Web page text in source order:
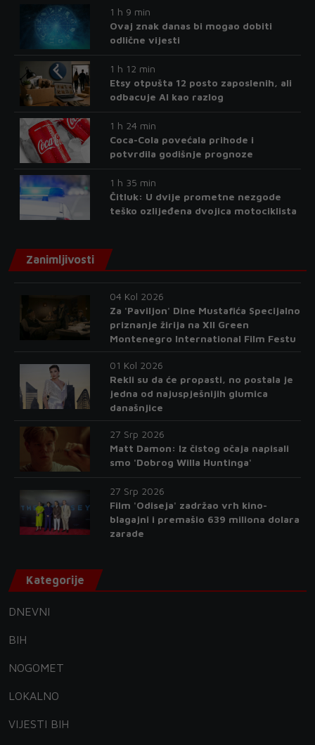
1 h 9 min
Ovaj znak danas bi mogao dobiti
odlične vijesti
1 h 12 min
Etsy otpušta 12 posto zaposlenih, ali
odbacuje AI kao razlog
1 h 24 min
Coca-Cola povećala prihode i
potvrdila godišnje prognoze
1 h 35 min
Čitluk: U dvije prometne nezgode
teško ozlijeđena dvojica motociklista
Zanimljivosti
04 Kol 2026
Za 'Paviljon' Dine Mustafića Specijalno
priznanje žirija na XII Green
Montenegro International Film Festu
01 Kol 2026
Rekli su da će propasti, no postala je
jedna od najuspješnijih glumica
današnjice
27 Srp 2026
Matt Damon: Iz čistog očaja napisali
smo 'Dobrog Willa Huntinga'
27 Srp 2026
Film 'Odiseja' zadržao vrh kino-
blagajni i premašio 639 miliona dolara
zarade
Kategorije
DNEVNI
BIH
NOGOMET
LOKALNO
VIJESTI BIH